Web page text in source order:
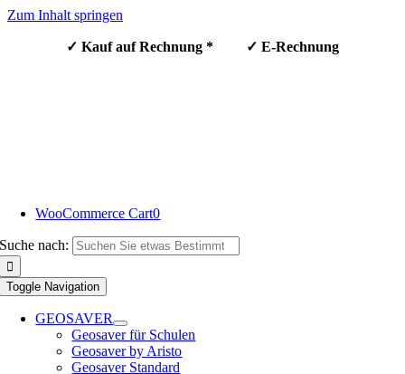
Zum Inhalt springen
✓ Kauf auf Rechnung * ✓ E-Rechnung
WooCommerce Cart0
Suche nach:
Toggle Navigation
GEOSAVER
Geosaver für Schulen
Geosaver by Aristo
Geosaver Standard